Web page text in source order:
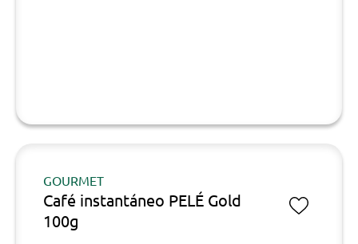
GOURMET
Café instantáneo PELÉ Gold
100g